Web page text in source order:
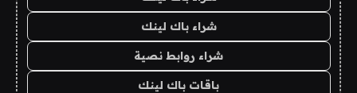
شراء باك لينك
شراء روابط نصية
باقات باك لينك